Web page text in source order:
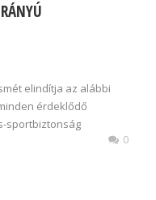
elindítja az alábbi
érdeklődő
sportbiztonság
0